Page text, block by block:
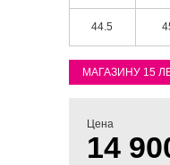
44.5
МАГАЗИНУ 15
Цена
14